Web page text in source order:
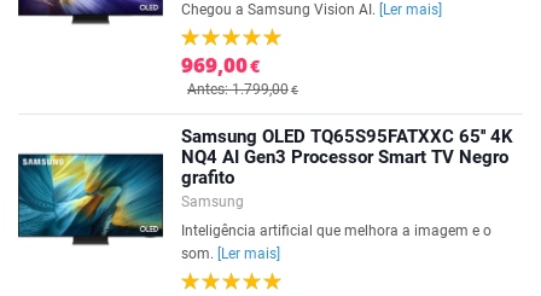
Chegou a Samsung Vision AI.
[Ler mais]
969,00€
Antes: 1.799,00€
Samsung OLED TQ65S95FATXXC 65'' 4K
NQ4 AI Gen3 Processor Smart TV Negro
grafito
Samsung
Inteligência artificial que melhora a imagem e o
som.
[Ler mais]